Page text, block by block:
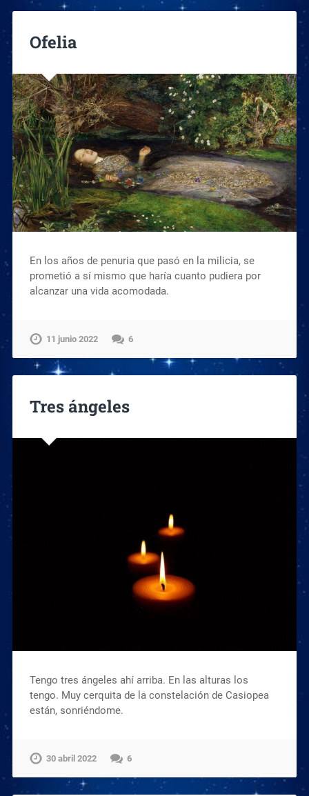
Ofelia
En los años de penuria que pasó en la milicia, se
prometió a sí mismo que haría cuanto pudiera por
alcanzar una vida acomodada.
11 junio 2022 6
Tres ángeles
Tengo tres ángeles ahí arriba. En las alturas los
tengo. Muy cerquita de la constelación de Casiopea
están, sonriéndome.
30 abril 2022 6